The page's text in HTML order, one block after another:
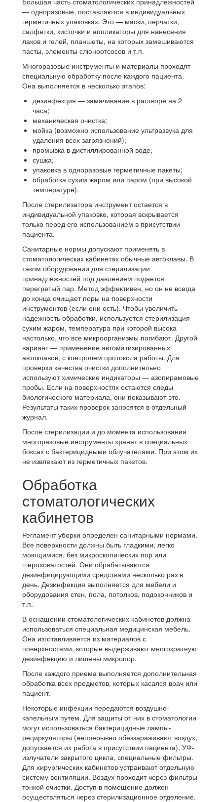
— одноразовые, поставляются в индивидуальных
герметичных упаковках. Это — маски, перчатки,
салфетки, кисточки и аппликаторы для нанесения
лаков и гелей, планшеты, на которых замешиваются
пасты, элементы слюноотсосов и т.п.
Многоразовые инструменты и материалы проходят
специальную обработку после каждого пациента.
Она выполняется в несколько этапов:
дезинфекция — замачивание в растворе на 2
часа;
механическая очистка;
мойка (возможно использование ультразвука для
удаления всех загрязнений);
промывка в дистиллированной воде;
сушка;
упаковка в одноразовые герметичные пакеты;
обработка сухим жаром или паром (при высокой
температуре).
После стерилизатора инструмент остается в
индивидуальной упаковке, которая вскрывается
только перед его использованием в присутствии
пациента.
Санитарные нормы допускают применять в
стоматологических кабинетах обычные автоклавы. В
таком оборудовании для стерилизации
принадлежностей под давлением подается
перегретый пар. Метод эффективен, но он не всегда
до конца очищает поры на поверхности
инструментов (если они есть). Чтобы увеличить
надежность обработки, используется стерилизация
сухим жаром, температура при которой высока
настолько, что все микроорганизмы погибают. Другой
вариант — применение автоматизированных
автоклавов, с контролем протокола работы. Для
проверки качества очистки дополнительно
используют химические индикаторы — азопирамовые
пробы. Если на поверхностях остаются следы
биологического материала, они показывают это.
Результаты таких проверок заносятся в отдельный
журнал.
После стерилизации и до момента использования
многоразовые инструменты хранят в специальных
боксах с бактерицидными облучателями. При этом их
не извлекают из герметичных пакетов.
Обработка
стоматологических
кабинетов
Регламент уборки определен санитарными нормами.
Все поверхности должны быть гладкими, легко
моющимися, без микроскопических пор или
шероховатостей. Они обрабатываются
дезинфицирующими средствами несколько раз в
день. Дезинфекция выполняется для мебели и
оборудования стен, пола, потолков, подоконников и
т.п.
В оснащении стоматологических кабинетов должна
использоваться специальная медицинская мебель.
Она изготавливается из материалов с
поверхностями, которые выдерживают многократную
дезинфекцию и лишены микропор.
После каждого приема выполняется дополнительная
обработка всех предметов, которых касался врач или
пациент.
Некоторые инфекции передаются воздушно-
капельным путем. Для защиты от них в стоматологии
могут использоваться бактерицидные лампы-
рециркуляторы (непрерывно обеззараживают воздух,
допускается их работа в присутствии пациента), УФ-
излучатели закрытого цикла, специальные фильтры.
Для хирургических кабинетов устраивают отдельную
систему вентиляции. Воздух проходит через фильтры
тонкой очистки. Доступ в помещение должен
осуществляться через стерилизационное отделение.